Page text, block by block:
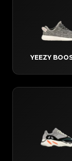
YEEZY